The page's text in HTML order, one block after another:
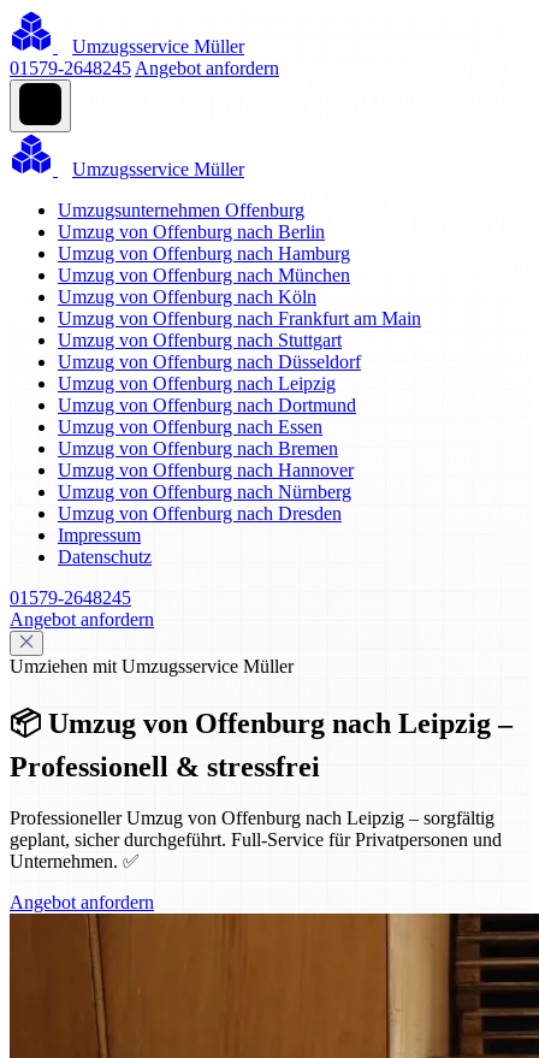
Umzugsservice Müller
01579-2648245 Angebot anfordern
Umzugsservice Müller
Umzugsunternehmen Offenburg
Umzug von Offenburg nach Berlin
Umzug von Offenburg nach Hamburg
Umzug von Offenburg nach München
Umzug von Offenburg nach Köln
Umzug von Offenburg nach Frankfurt am Main
Umzug von Offenburg nach Stuttgart
Umzug von Offenburg nach Düsseldorf
Umzug von Offenburg nach Leipzig
Umzug von Offenburg nach Dortmund
Umzug von Offenburg nach Essen
Umzug von Offenburg nach Bremen
Umzug von Offenburg nach Hannover
Umzug von Offenburg nach Nürnberg
Umzug von Offenburg nach Dresden
Impressum
Datenschutz
01579-2648245
Angebot anfordern
Umziehen mit Umzugsservice Müller
📦 Umzug von Offenburg nach Leipzig –
Professionell & stressfrei
Professioneller Umzug von Offenburg nach Leipzig – sorgfältig
geplant, sicher durchgeführt. Full-Service für Privatpersonen und
Unternehmen. ✅
Angebot anfordern